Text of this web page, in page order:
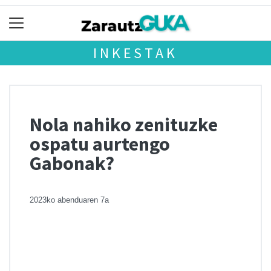
INKESTAK
Nola nahiko zenituzke
ospatu aurtengo
Gabonak?
2023ko abenduaren 7a